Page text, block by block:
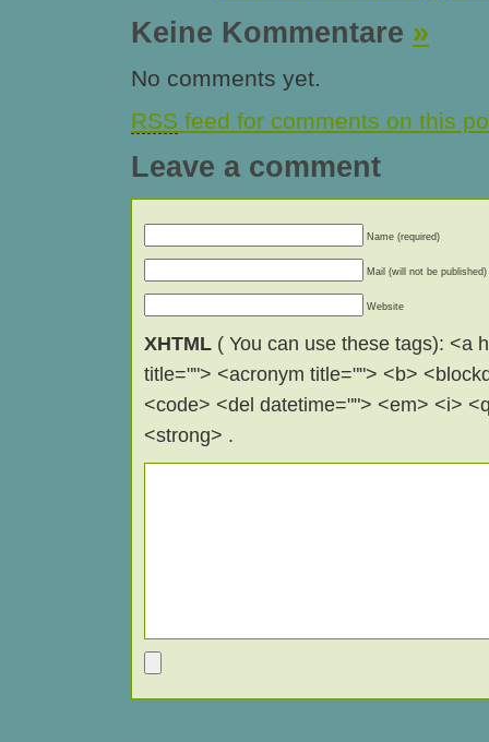
Keine Kommentare »
No comments yet.
RSS feed for comments on this
Leave a comment
Name (required)
Mail (will not be published)
Website
XHTML ( You can use these tags): <a
title=""> <acronym title=""> <b>
<code> <del datetime=""> <em> <i>
<strong> .